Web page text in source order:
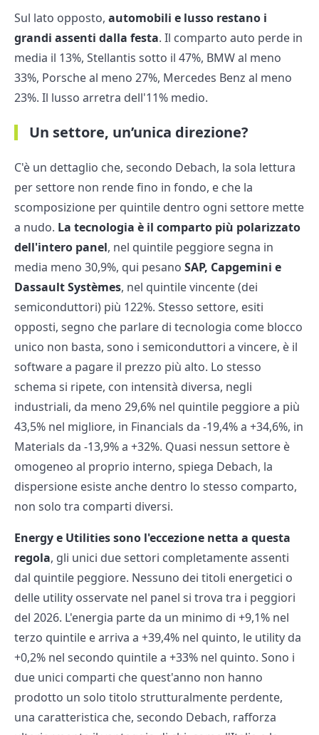
Sul lato opposto, automobili e lusso restano i
grandi assenti dalla festa. Il comparto auto perde in
media il 13%, Stellantis sotto il 47%, BMW al meno
33%, Porsche al meno 27%, Mercedes Benz al meno
23%. Il lusso arretra dell'11% medio.
Un settore, un’unica direzione?
C'è un dettaglio che, secondo Debach, la sola lettura
per settore non rende fino in fondo, e che la
scomposizione per quintile dentro ogni settore mette
a nudo. La tecnologia è il comparto più polarizzato
dell'intero panel, nel quintile peggiore segna in
media meno 30,9%, qui pesano SAP, Capgemini e
Dassault Systèmes, nel quintile vincente (dei
semiconduttori) più 122%. Stesso settore, esiti
opposti, segno che parlare di tecnologia come blocco
unico non basta, sono i semiconduttori a vincere, è il
software a pagare il prezzo più alto. Lo stesso
schema si ripete, con intensità diversa, negli
industriali, da meno 29,6% nel quintile peggiore a più
43,5% nel migliore, in Financials da -19,4% a +34,6%, in
Materials da -13,9% a +32%. Quasi nessun settore è
omogeneo al proprio interno, spiega Debach, la
dispersione esiste anche dentro lo stesso comparto,
non solo tra comparti diversi.
Energy e Utilities sono l'eccezione netta a questa
regola, gli unici due settori completamente assenti
dal quintile peggiore. Nessuno dei titoli energetici o
delle utility osservate nel panel si trova tra i peggiori
del 2026. L'energia parte da un minimo di +9,1% nel
terzo quintile e arriva a +39,4% nel quinto, le utility da
+0,2% nel secondo quintile a +33% nel quinto. Sono i
due unici comparti che quest'anno non hanno
prodotto un solo titolo strutturalmente perdente,
una caratteristica che, secondo Debach, rafforza